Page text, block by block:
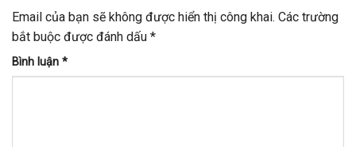
Email của bạn sẽ không được hiển thị công khai. Các trường
bắt buộc được đánh dấu *
Bình luận *